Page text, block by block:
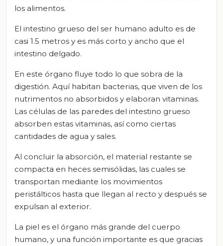
los alimentos.
El intestino grueso del ser humano adulto es de
casi 1.5 metros y es más corto y ancho que el
intestino delgado.
En este órgano fluye todo lo que sobra de la
digestión. Aquí habitan bacterias, que viven de los
nutrimentos no absorbidos y elaboran vitaminas.
Las células de las paredes del intestino grueso
absorben estas vitaminas, así como ciertas
cantidades de agua y sales.
Al concluir la absorción, el material restante se
compacta en heces semisólidas, las cuales se
transportan mediante los movimientos
peristálticos hasta que llegan al recto y después se
expulsan al exterior.
La piel es el órgano más grande del cuerpo
humano, y una función importante es que gracias